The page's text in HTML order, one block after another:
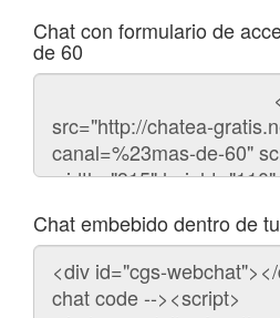
Chat con formulario de
de 60
Código
chat
Chat embebido dentro de
Código
para
embeber